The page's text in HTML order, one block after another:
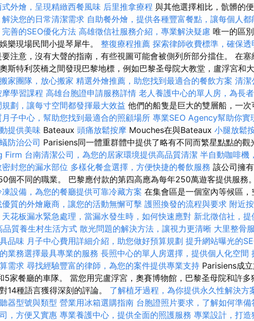
式外燴，呈現精緻西餐風味 后里推拿療程 與其他選擇相比，骯髒的
決您的日常清潔需求 自助餐外燴，提供各種豐富餐點，讓每個人都
完善的SEO優化方法 高雄徵信社服務介紹，專業解決疑慮 唯一的區
樂現場民間小提琴犀牛。 整復療程推薦 探索律師收費標準，確保透
注意，沒有大聲的​​指南，有些視圖可能會被側列所部分擋住。 在
斯特利茨橋之間發現巴黎地標，例如巴黎圣母院大教堂，盧浮宮和
家團隊，放心搬家 精選外燴推薦，助您找到最適合的餐飲方案 清潔
學習課程 高雄台胞證申請服務詳情 老人養護中心的單人房，為長
劃，讓每寸空間都發揮最大效益 他們的船隻是巨大的雙層船，一
子中心，幫助您找到最適合的照顧場所 專業SEO Agency幫助你實
提供美味 Bateaux 頭痛放鬆按摩 Mouches在與Bateaux 小腿放鬆
防治公司 Parisiens同一體重群體中提供了略有不同而繁星點點的觀
Firm 台南清潔公司，為您的居家環境提供高品質清潔 半自動咖啡機
封您的漏水部位 多樣化餐盒選擇，方便快捷的餐飲服務 該公司擁
個不同的職業。 巴黎應付款的第四高應為每年250萬遊客提供服務。
設備，為您的餐廳提供可靠冷藏方案 在集會區是一個室內等候區
優質的外燴廠商，讓您的活動無懈可擊 護照換發的流程與要求 附近
天花板漏水緊急處理，當漏水發生時，如何快速應對 新北徵信社，
品質養生村生活方式 散光問題的解決方法，讓視力更清晰 大里整骨
品味 月子中心費用詳細介紹，助您做好預算規劃 提升網站曝光的
業務選擇最具專業的服務 長照中心的單人房選擇，提供個人化空間
需求 尋找經驗豐富的律師，為您的案件提供專業支持 Parisiens成
5家餐廳的車隊。 當您用完盧浮宮，奧賽博物館，巴黎圣母院和許多
14種語言獲得深刻的評論。 了解植牙過程，為你提供永久性解決方
器型號與類型 營業用冰箱選購指南 台胞證照片要求，了解如何準備
，方便又實惠 專業養護中心，提供全面的照護服務 專業設計，打